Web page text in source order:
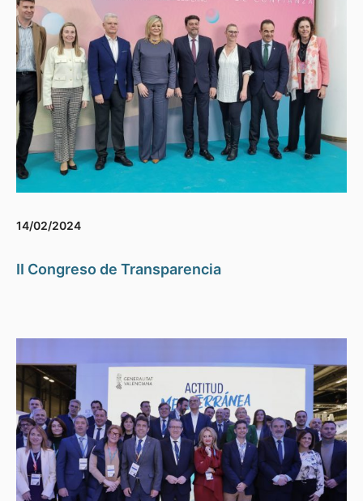
14/02/2024
II Congreso de Transparencia